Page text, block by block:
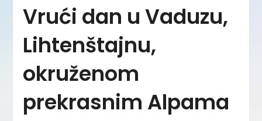
Vrući dan u Vaduzu,
Lihtenštajnu,
okruženom
prekrasnim Alpama